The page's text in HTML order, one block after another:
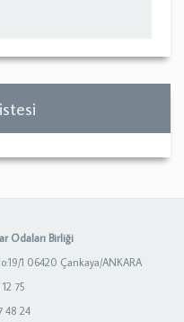
Odaları Birliği
1 06420 Çankaya/ANKARA
75
48 24